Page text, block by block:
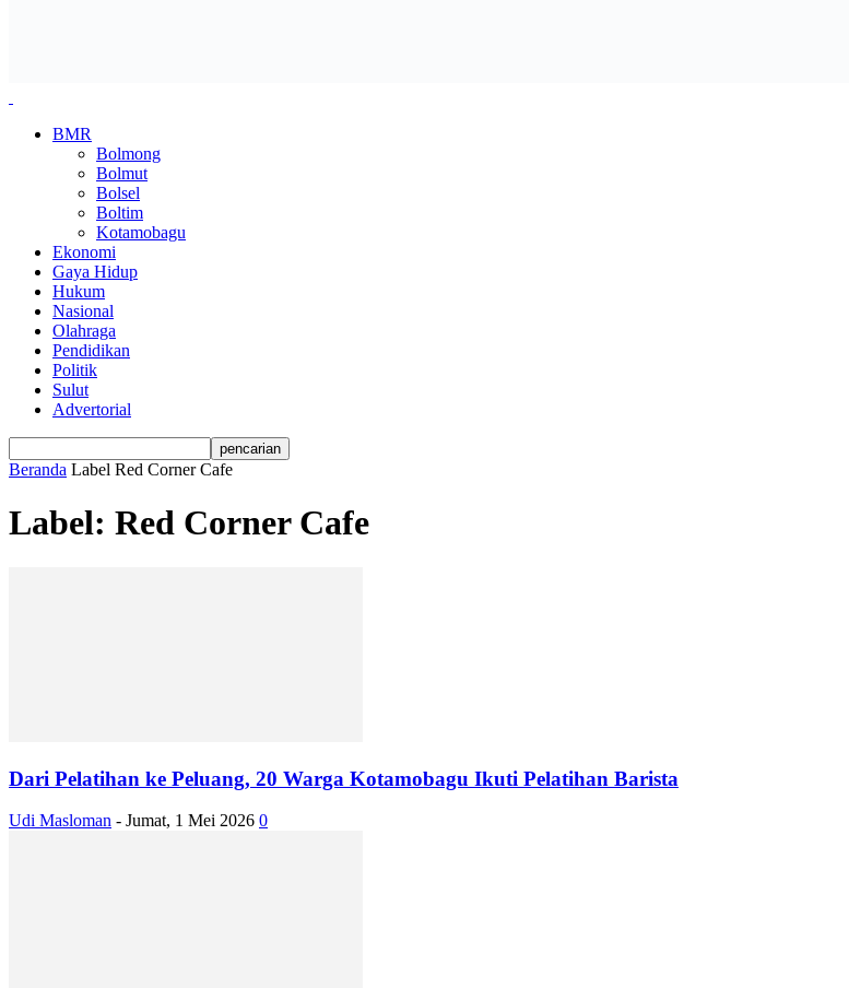
BMR
Bolmong
Bolmut
Bolsel
Boltim
Kotamobagu
Ekonomi
Gaya Hidup
Hukum
Nasional
Olahraga
Pendidikan
Politik
Sulut
Advertorial
Beranda Label Red Corner Cafe
Label: Red Corner Cafe
Dari Pelatihan ke Peluang, 20 Warga Kotamobagu Ikuti Pelatihan Barista
Udi Masloman - Jumat, 1 Mei 2026 0